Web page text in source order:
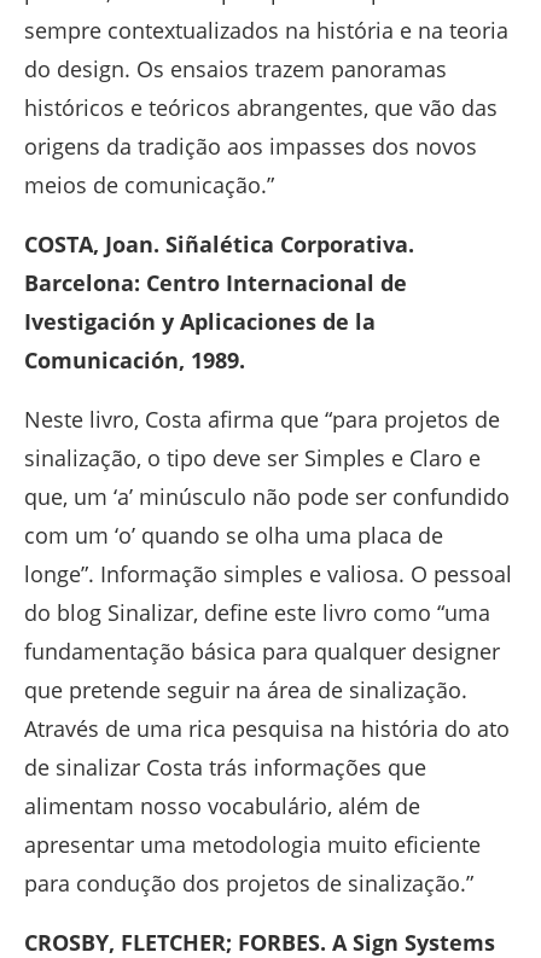
sempre contextualizados na história e na teoria
do design. Os ensaios trazem panoramas
históricos e teóricos abrangentes, que vão das
origens da tradição aos impasses dos novos
meios de comunicação.”
COSTA, Joan. Siñalética Corporativa.
Barcelona: Centro Internacional de
Ivestigación y Aplicaciones de la
Comunicación, 1989.
Neste livro, Costa afirma que “para projetos de
sinalização, o tipo deve ser Simples e Claro e
que, um ‘a’ minúsculo não pode ser confundido
com um ‘o’ quando se olha uma placa de
longe”. Informação simples e valiosa. O pessoal
do blog Sinalizar, define este livro como “uma
fundamentação básica para qualquer designer
que pretende seguir na área de sinalização.
Através de uma rica pesquisa na história do ato
de sinalizar Costa trás informações que
alimentam nosso vocabulário, além de
apresentar uma metodologia muito eficiente
para condução dos projetos de sinalização.”
CROSBY, FLETCHER; FORBES. A Sign Systems